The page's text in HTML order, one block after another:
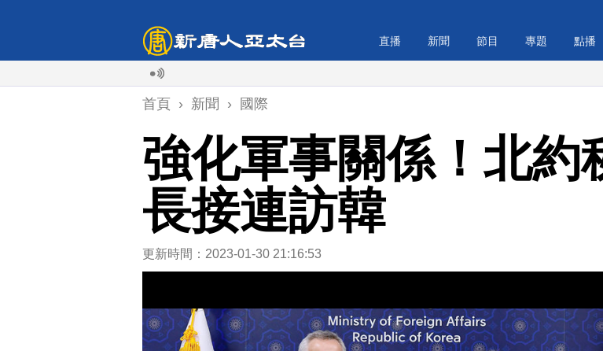
直播 新聞 節目 專題 點播
首頁 › 新聞 › 國際
強化軍事關係！北約
長接連訪韓
更新時間：2023-01-30 21:16:53